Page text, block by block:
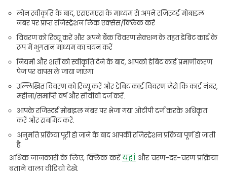
लोन स्वीकृति के बाद, एसएमएस के माध्यम से अपने रजिस्टर्ड मोबाइल
नंबर पर प्राप्त रजिस्ट्रेशन लिंक एक्सेस/क्लिक करें
विवरण को रिव्यू करें और अपने बैंक विवरण सेक्शन के तहत डेबिट कार्ड के
रूप में भुगतान माध्यम का चयन करें
नियमों और शर्तों को स्वीकृति देने के बाद, आपको डेबिट कार्ड प्रमाणीकरण
पेज पर वापस ले जाया जाएगा
उल्लिखित विवरण को रिव्यू करें और डेबिट कार्ड विवरण जैसे कि कार्ड नंबर,
महीना/समाप्ति वर्ष और सीवीवी दर्ज करें.
आपके रजिस्टर्ड मोबाइल नंबर पर भेजा गया ओटीपी दर्ज करके अधिकृत
करें और सबमिट करें.
अनुमति प्रक्रिया पूरी हो जाने के बाद आपकी रजिस्ट्रेशन प्रक्रिया पूर्ण हो जाती
है.
अधिक जानकारी के लिए, क्लिक करेंयहां और चरण-दर-चरण प्रक्रिया
बताने वाला वीडियो देखें.